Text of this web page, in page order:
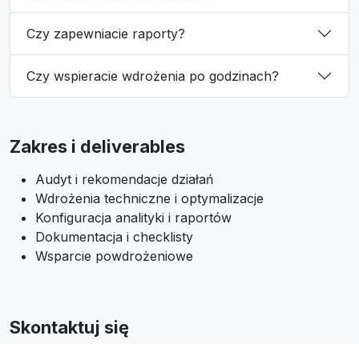
Czy zapewniacie raporty?
Czy wspieracie wdrożenia po godzinach?
Zakres i deliverables
Audyt i rekomendacje działań
Wdrożenia techniczne i optymalizacje
Konfiguracja analityki i raportów
Dokumentacja i checklisty
Wsparcie powdrożeniowe
Skontaktuj się